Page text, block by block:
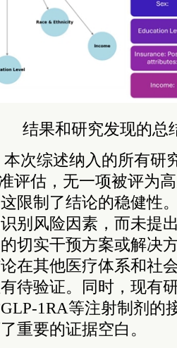
结果和研究发现的总
次综述纳入的所有研
评估，无一项被评为
限制了结论的稳健性
别风险因素，而未提
切实干预方案或解决
在其他医疗体系和社
待验证。同时，现有
1RA等注射制剂的
重要的证据空白。